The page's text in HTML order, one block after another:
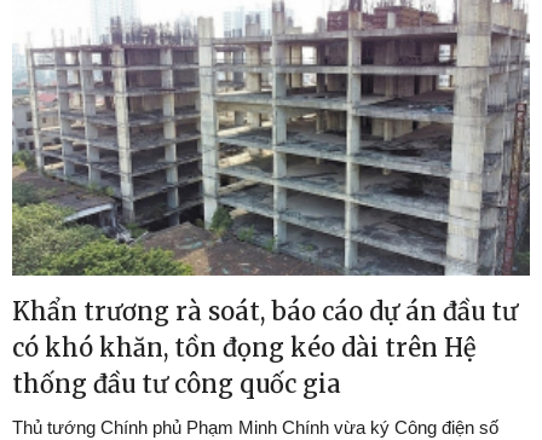
Khẩn trương rà soát, báo cáo dự án đầu tư
có khó khăn, tồn đọng kéo dài trên Hệ
thống đầu tư công quốc gia
Thủ tướng Chính phủ Phạm Minh Chính vừa ký Công điện số